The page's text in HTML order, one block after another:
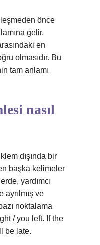
önce
gelir.
en
olmasıdır. Bu
tam anlamı
nasıl
dışında bir
başka kelimeler
yardımcı
ayrılmış ve
noktalama
/ you left. If the
be late.